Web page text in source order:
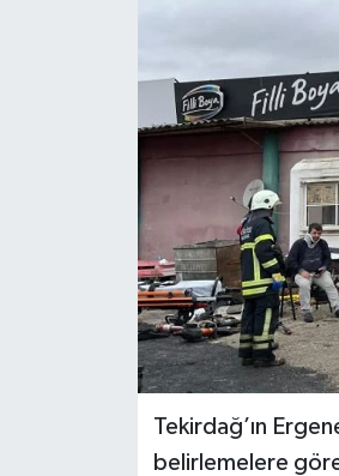
Tekirdağ’ın
belirlemelere
TEKNOLOJİ